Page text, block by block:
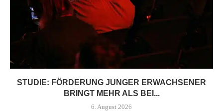
STUDIE: FÖRDERUNG JUNGER ERWACHSENER
BRINGT MEHR ALS BEI...
6. August 2026